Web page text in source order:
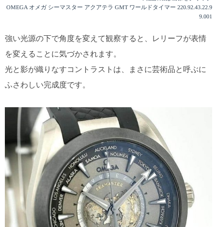
OMEGA オメガ シーマスター アクアテラ GMT ワールドタイマー 220.92.43.22.9
9.001
強い光源の下で角度を変えて観察すると、レリーフが表情
を変えることに気づかされます。
光と影が織りなすコントラストは、まさに芸術品と呼ぶに
ふさわしい完成度です。